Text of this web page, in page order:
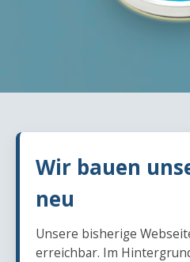
Wir bauen
neu
Unsere bisherige
erreichbar. Im